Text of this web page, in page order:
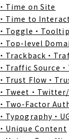
・Time on Site
・Time to
・Toggle ・Tooltip
・Top-level
・Trackback ・
・Traffic Source
・Trust Flow ・
・Tweet ・
・Two-Factor
・Typography ・
・Unique Content